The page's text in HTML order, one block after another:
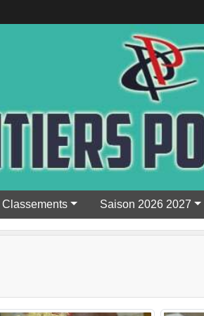
Classements Saison 2026 2027